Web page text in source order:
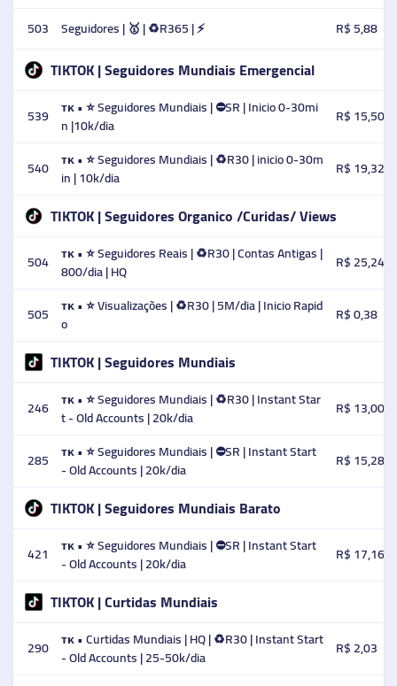
503 Seguidores | 🥇 | ♻️R365 | ⚡️ R$ 5,88
TIKTOK | Seguidores Mundiais Emergencial
539 ᴛᴋ • ⭐️ Seguidores Mundiais | ⛔SR | Inicio 0-30mi
n |10k/dia
R$ 15,50
540 ᴛᴋ • ⭐️ Seguidores Mundiais | ♻️R30 | inicio 0-30m
in | 10k/dia
R$ 19,32
TIKTOK | Seguidores Organico /Curidas/ Views
504 ᴛᴋ • ⭐ Seguidores Reais | ♻️R30 | Contas Antigas |
800/dia | HQ
R$ 25,24
505 ᴛᴋ • ⭐ Visualizações | ♻️R30 | 5M/dia | Inicio Rapid
o
R$ 0,38
TIKTOK | Seguidores Mundiais
246 ᴛᴋ • ⭐️ Seguidores Mundiais | ♻️R30 | Instant Star
t - Old Accounts | 20k/dia
R$ 13,00
285 ᴛᴋ • ⭐️ Seguidores Mundiais | ⛔SR | Instant Start
- Old Accounts | 20k/dia
R$ 15,28
TIKTOK | Seguidores Mundiais Barato
421
ᴛᴋ • ⭐️ Seguidores Mundiais | ⛔SR | Instant Start
- Old Accounts | 20k/dia
R$ 17,16
TIKTOK | Curtidas Mundiais
290 ᴛᴋ • Curtidas Mundiais | HQ | ♻️R30 | Instant Start
- Old Accounts | 25-50k/dia
R$ 2,03